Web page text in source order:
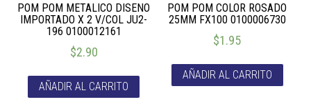
POM POM METALICO DISENO
IMPORTADO X 2 V/COL JU2-
196 0100012161
$2.90
AÑADIR AL CARRITO
POM POM COLOR ROSADO
25MM FX100 0100006730
$1.95
AÑADIR AL CARRITO